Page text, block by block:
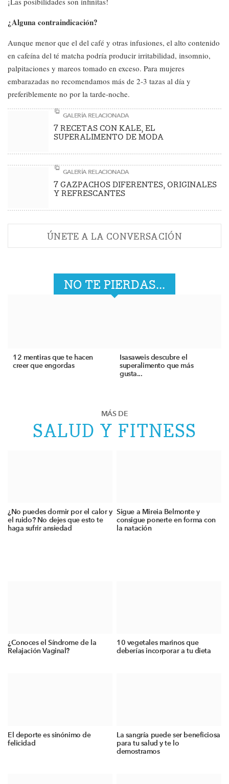
¿Alguna contraindicación?
Aunque menor que el del café y otras infusiones, el alto contenido
en cafeína del té matcha podría producir irritabilidad, insomnio,
palpitaciones y mareos tomado en exceso. Para mujeres
embarazadas no recomendamos más de 2-3 tazas al día y
preferiblemente no por la tarde-noche.
GALERÍA RELACIONADA
7 RECETAS CON KALE, EL
SUPERALIMENTO DE MODA
GALERÍA RELACIONADA
7 GAZPACHOS DIFERENTES, ORIGINALES
Y REFRESCANTES
ÚNETE A LA CONVERSACIÓN
NO TE PIERDAS...
12 mentiras que te hacen
creer que engordas
Isasaweis descubre el
superalimento que más
gusta...
MÁS DE
SALUD Y FITNESS
¿No puedes dormir por el calor y
el ruido? No dejes que esto te
haga sufrir ansiedad
Sigue a Mireia Belmonte y
consigue ponerte en forma con
la natación
¿Conoces el Síndrome de la
Relajación Vaginal?
10 vegetales marinos que
deberías incorporar a tu dieta
El deporte es sinónimo de
felicidad
La sangría puede ser beneficiosa
para tu salud y te lo
demostramos